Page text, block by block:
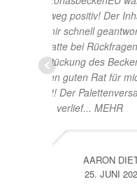
super